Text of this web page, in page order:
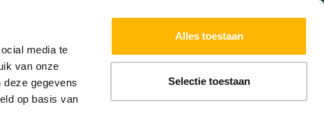
media te
van onze
gegevens
op basis van
Alles toestaan
Selectie toestaan
EXTRA DIENSTEN